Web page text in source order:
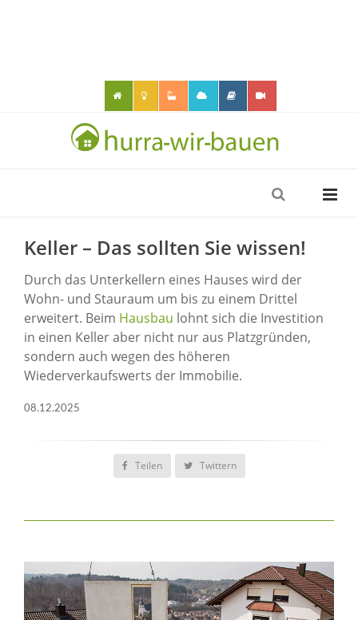
Keller – Das sollten Sie wissen!
Durch das Unterkellern eines Hauses wird der
Wohn- und Stauraum um bis zu einem Drittel
erweitert. Beim Hausbau lohnt sich die Investition
in einen Keller aber nicht nur aus Platzgründen,
sondern auch wegen des höheren
Wiederverkaufswerts der Immobilie.
08.12.2025
Teilen Twittern